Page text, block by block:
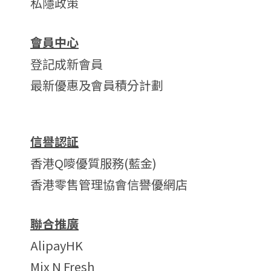
會員中心
登記成新會員
最新優惠及會員積分計劃
信譽認証
香港Q嘜優質服務(藍金)
香港零售管理協會信譽優網店
聯合推廣
AlipayHK
Mix N Fresh